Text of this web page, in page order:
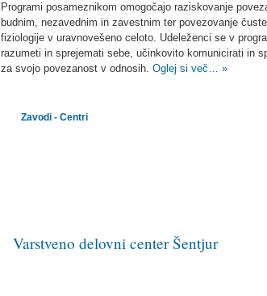
Programi posameznikom omogočajo raziskovanje
budnim, nezavednim in zavestnim ter povezovanje
fiziologije v uravnovešeno celoto. Udeleženci se v
razumeti in sprejemati sebe, učinkovito komunicirati in
za svojo povezanost v odnosih. Oglej si več… »
Zavodi - Centri
Varstveno delovni center Šentjur